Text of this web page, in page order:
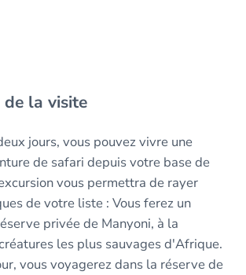
la visite
jours, vous pouvez vivre une
de safari depuis votre base de
vous permettra de rayer
de votre liste : Vous ferez un
privée de Manyoni, à la
les plus sauvages d'Afrique.
vous voyagerez dans la réserve de